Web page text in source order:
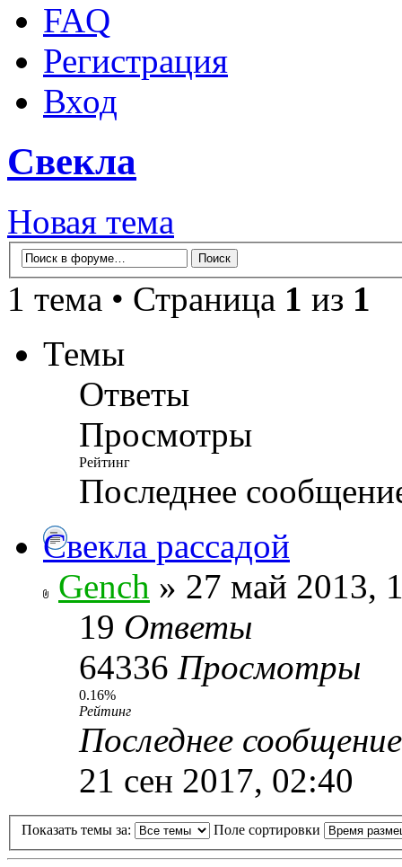
FAQ
Регистрация
Вход
Свекла
Новая тема
1 тема • Страница 1 из 1
Темы
Ответы
Просмотры
Рейтинг
Последнее
Свекла рассадой
Gench » 27 май 2013,
19 Ответы
64336 Просмотры
0.16%
Рейтинг
Последнее
21 сен 2017, 02:40
Показать темы за: Поле сортировки